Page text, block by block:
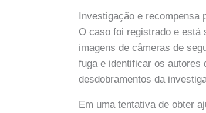
Investigação e recompensa
O caso foi registrado e está
imagens de câmeras de
fuga e identificar os
desdobramentos da
Em uma tentativa de obter